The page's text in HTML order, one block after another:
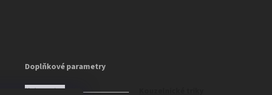
Doplňkové parametry
Kategorie